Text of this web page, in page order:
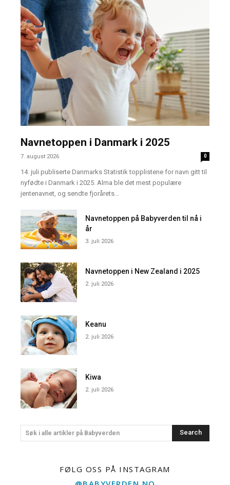
Navnetoppen i Danmark i 2025
7. august 2026 0
14. juli publiserte Danmarks Statistik topplistene for navn gitt til
nyfødte i Danmark i 2025. Alma ble det mest populære
jentenavnet, og sendte fjorårets...
Navnetoppen på Babyverden til nå i
år
3. juli 2026
Navnetoppen i New Zealand i 2025
2. juli 2026
Keanu
2. juli 2026
Kiwa
2. juli 2026
Søk i alle artikler på Babyverden Search
FØLG OSS PÅ INSTAGRAM